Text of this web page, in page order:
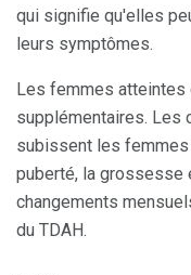
qui signifie qu'elles
leurs symptômes.
Les femmes atteintes
supplémentaires. Les
subissent les femmes
puberté, la grossesse
changements
du TDAH.